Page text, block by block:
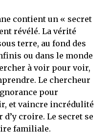
contient un « secret
révélé. La vérité
terre, au fond des
ou dans le monde
à voir pour voir,
Le chercheur
pour
et vaincre incrédulité
croire. Le secret se
familiale.